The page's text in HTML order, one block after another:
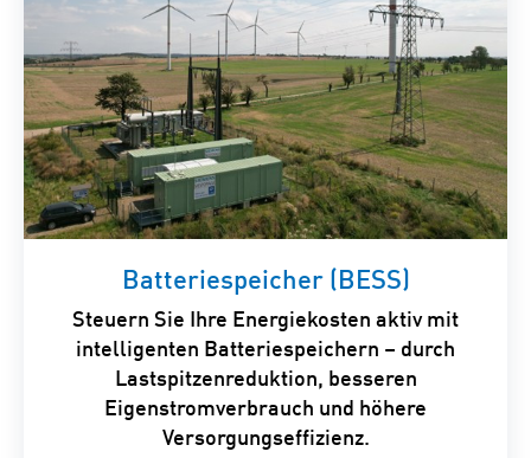
Batteriespeicher (BESS)
Steuern Sie Ihre Energiekosten aktiv mit
intelligenten Batteriespeichern – durch
Lastspitzenreduktion, besseren
Eigenstromverbrauch und höhere
Versorgungseffizienz.